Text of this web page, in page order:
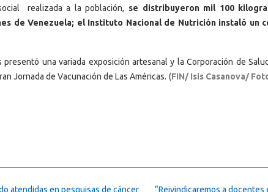
realizada a la población, se distribuyeron mil 100
de Venezuela; el Instituto Nacional de Nutrición instaló un
presentó una variada exposición artesanal y la Corporación de
Jornada de Vacunación de Las Américas. (FIN/ Isis Casanova/
“Reivindicaremos a
atendidas en pesquisas de cáncer